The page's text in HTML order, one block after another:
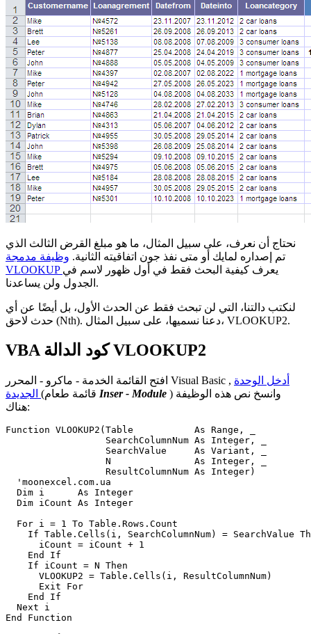
نحتاج أن نعرف، على سبيل المثال، ما هو مبلغ القرض الثالث الذي
تم إصداره لمايك أو متى نفذ جون اتفاقيته الثانية. وظيفة مدمجة
VLOOKUP يعرف كيفية البحث فقط في أول ظهور لاسم في
الجدول ولن يساعدنا.
لنكتب دالتنا، التي لن تبحث فقط عن الحدث الأول، بل أيضًا عن أي
حدث لاحق (Nth). دعنا نسميها، على سبيل المثال، VLOOKUP2.
VBA كود الدالة VLOOKUP2
افتح القائمة الخدمة - ماكرو - المحرر Visual Basic , أدخل الوحدة
Inser - Module ) وانسخ نص هذه الوظيفة
هناك:
Function VLOOKUP2(Table           As Range, _
                  SearchColumnNum As Integer, _
                  SearchValue     As Variant, _
                  N               As Integer, _
                  ResultColumnNum As Integer)
  'moonexcel.com.ua
  Dim i      As Integer
  Dim iCount As Integer
  For i = 1 To Table.Rows.Count
If Table.Cells(i, SearchColumnNum) = SearchValue
      iCount = iCount + 1
    End If
    If iCount = N Then
      VLOOKUP2 = Table.Cells(i, ResultColumnNum)
      Exit For
    End If
  Next i